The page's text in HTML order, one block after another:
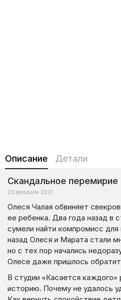
Описание Детали
Скандальное перемирие
23 февраля 2021
Олеся Чалая обвиняет
ее ребенка. Два года назад в
сумели найти компромисс
назад Олеся и Марата стали
но с тех пор начались
Олесе даже пришлось
В студии «Касается каждого»
историю. Почему не удалось